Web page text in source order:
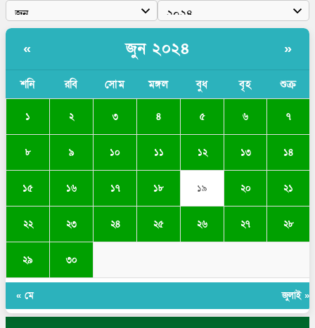
« জুন ২০২৪ »
শনি রবি সোম মঙ্গল বুধ বৃহ শুক্র
১ ২ ৩ ৪ ৫ ৬ ৭
৮ ৯ ১০ ১১ ১২ ১৩ ১৪
১৫ ১৬ ১৭ ১৮ ১৯ ২০ ২১
২২ ২৩ ২৪ ২৫ ২৬ ২৭ ২৮
২৯ ৩০
« মে জুলাই »